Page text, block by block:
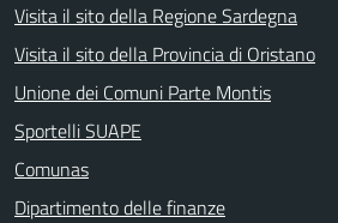
Visita il sito della Regione Sardegna
Visita il sito della Provincia di Oristano
Unione dei Comuni Parte Montis
Sportelli SUAPE
Comunas
Dipartimento delle finanze